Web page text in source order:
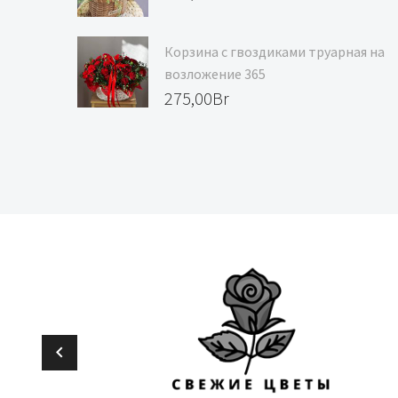
составляла
139,00Br.
цена:
129,00Br.
Корзина с гвоздиками труарная на
возложение 365
275,00Br